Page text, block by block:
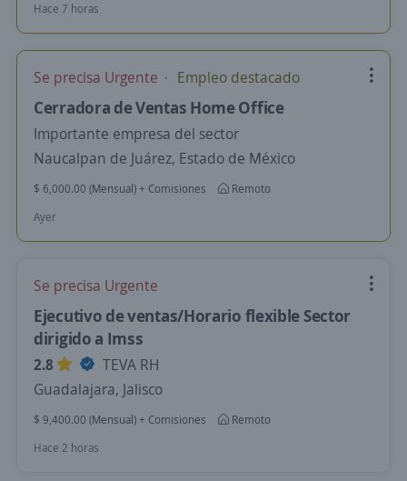
Hace 7 horas
Se precisa Urgente Empleo destacado
Cerradora de Ventas Home Office
Importante empresa del sector
Naucalpan de Juárez, Estado de México
$ 6,000.00 (Mensual) + Comisiones
Remoto
Ayer
Se precisa Urgente
Ejecutivo de ventas/Horario flexible Sector
dirigido a Imss
2.8
TEVA RH
Guadalajara, Jalisco
$ 9,400.00 (Mensual) + Comisiones
Remoto
Hace 2 horas